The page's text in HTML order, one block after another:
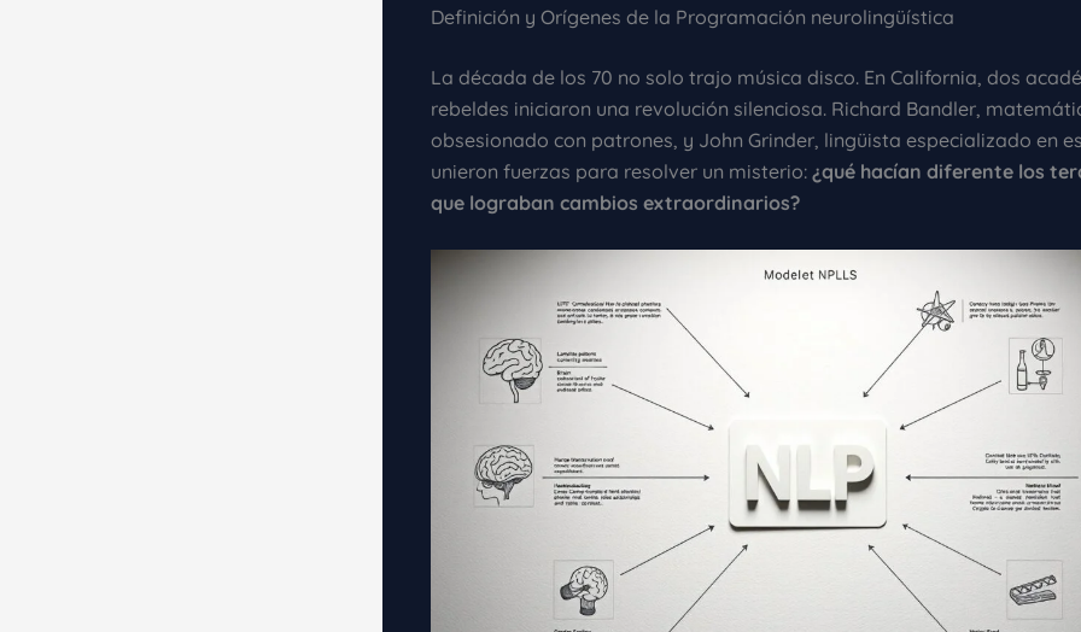
Definición y Orígenes de la Programación neurolingüística
La década de los 70 no solo trajo música disco. En California, dos
rebeldes iniciaron una revolución silenciosa. Richard Bandler,
obsesionado con patrones, y John Grinder, lingüista especializado en
unieron fuerzas para resolver un misterio: ¿qué hacían diferente los
que lograban cambios extraordinarios?